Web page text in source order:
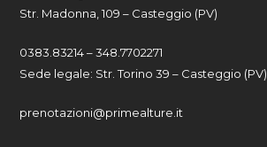
Str. Madonna, 109 – Casteggio (PV)
0383.83214 – 348.7702271
Sede legale: Str. Torino 39 – Casteggio (PV)
prenotazioni@primealture.it